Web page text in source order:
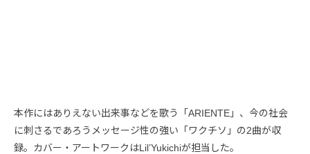
本作にはありえない出来事などを歌う「ARIENTE」、今の社会
に刺さるであろうメッセージ性の強い「ワクチソ」の2曲が収
録。カバー・アートワークはLil’Yukichiが担当した。